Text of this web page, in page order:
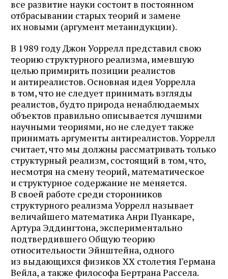
все развитие науки состоит в постоянном
отбрасывании старых теорий и замене
их новыми (аргумент метаиндукции).
В 1989 году Джон Уоррелл представил свою
теорию структурного реализма, имевшую
целью примирить позиции реалистов
и антиреалистов. Основная идея Уоррелла
в том, что не следует принимать взгляды
реалистов, будто природа ненаблюдаемых
объектов правильно описывается лучшими
научными теориями, но не следует также
принимать аргументы антиреалистов. Уоррелл
считает, что мы должны рассматривать только
структурный реализм, состоящий в том, что,
несмотря на смену теорий, математическое
и структурное содержание не меняется.
В своей работе среди сторонников
структурного реализма Уоррелл называет
величайшего математика Анри Пуанкаре,
Артура Эддингтона, экспериментально
подтвердившего Общую теорию
относительности Эйнштейна, одного
из выдающихся физиков XX столетия Германа
Вейла, а также философа Бертрана Рассела.